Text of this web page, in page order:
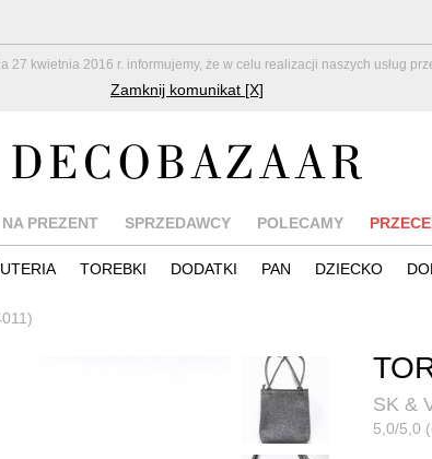
kwietnia 2016 r. informujemy, że w celu realizacji naszych usług
Zamknij komunikat [X]
PREZENT SPRZEDAWCY POLECAMY
TOREBKI DODATKI PAN DZIECKO
SK &
5,0/5,0